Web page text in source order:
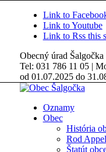
Link to
Link to Youtube
Link to Rss this
Obecný úrad
Tel: 031 786 11 05 |
od 01.07.2025 do
Oznamy
Obec
História
Rod
Štatút